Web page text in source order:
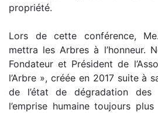
propriété.
Lors de cette conférence,
mettra les Arbres à l’honneur.
Fondateur et Président de
l’Arbre », créée en 2017 suite à
de l’état de dégradation des
l’emprise humaine toujours